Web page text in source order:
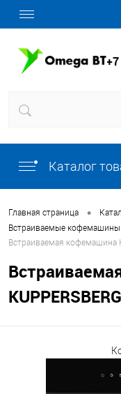
Каталог
Главная страница •
Встраиваемые кофемашины
Встраиваемая кофемашина